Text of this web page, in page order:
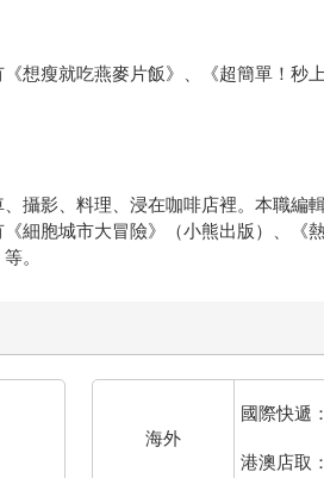
想瘦就吃燕麥片飯》、《超簡單！秒
攝影、料理、浸在咖啡店裡。本職編
細胞城市大冒險》（小熊出版）、《
。
海外
國際快遞
港澳店取：